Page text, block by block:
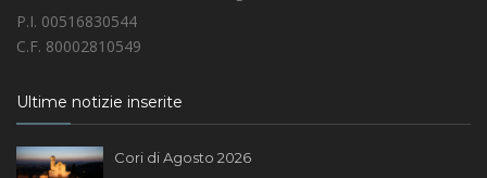
P.I. 00516830544
C.F. 80002810549
Ultime notizie inserite
Cori di Agosto 2026